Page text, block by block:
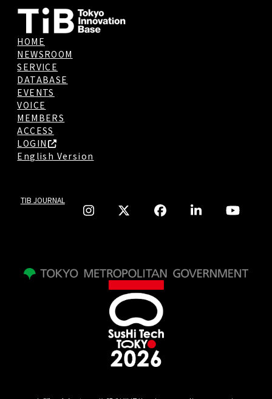
HOME
NEWSROOM
SERVICE
DATABASE
EVENTS
VOICE
MEMBERS
ACCESS
LOGIN
English Version
TIB JOURNAL